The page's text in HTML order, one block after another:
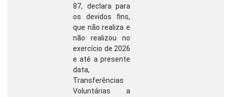
87, declara para
os devidos fins,
que não realiza e
não realizou no
exercício de 2026
e até a presente
data,
Transferências
Voluntárias a